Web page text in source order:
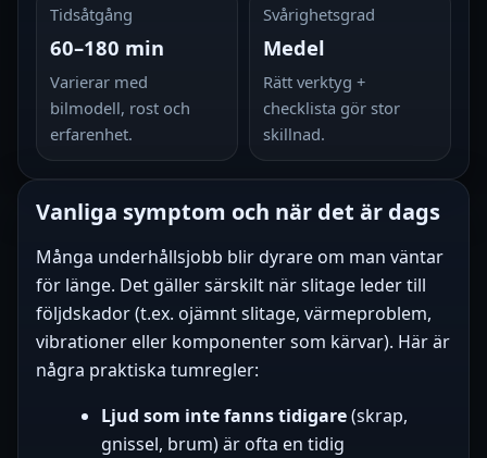
Tidsåtgång
60–180 min
Varierar med
bilmodell, rost och
erfarenhet.
Svårighetsgrad
Medel
Rätt verktyg +
checklista gör stor
skillnad.
Vanliga symptom och när det är dags
Många underhållsjobb blir dyrare om man väntar
för länge. Det gäller särskilt när slitage leder till
följdskador (t.ex. ojämnt slitage, värmeproblem,
vibrationer eller komponenter som kärvar). Här är
några praktiska tumregler:
Ljud som inte fanns tidigare(skrap,
gnissel, brum) är ofta en tidig